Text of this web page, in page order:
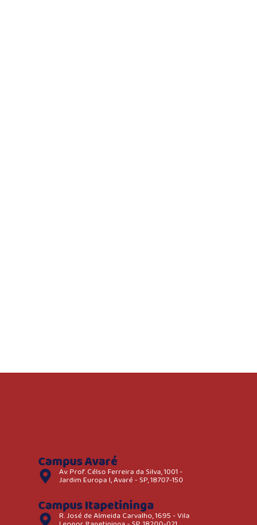
Campus Avaré
Av. Prof. Célso Ferreira da Silva, 1001 -
Jardim Europa I, Avaré - SP, 18707-150
Campus Itapetininga
R. José de Almeida Carvalho, 1695 - Vila